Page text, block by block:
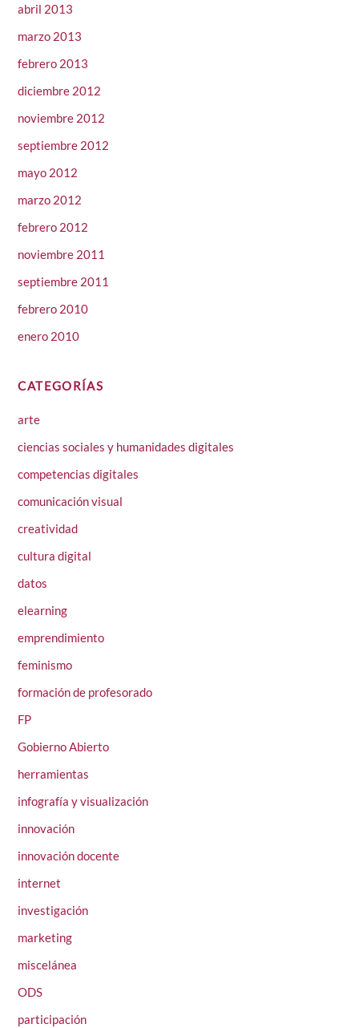
abril 2013
marzo 2013
febrero 2013
diciembre 2012
noviembre 2012
septiembre 2012
mayo 2012
marzo 2012
febrero 2012
noviembre 2011
septiembre 2011
febrero 2010
enero 2010
CATEGORÍAS
arte
ciencias sociales y humanidades digitales
competencias digitales
comunicación visual
creatividad
cultura digital
datos
elearning
emprendimiento
feminismo
formación de profesorado
FP
Gobierno Abierto
herramientas
infografía y visualización
innovación
innovación docente
internet
investigación
marketing
miscelánea
ODS
participación